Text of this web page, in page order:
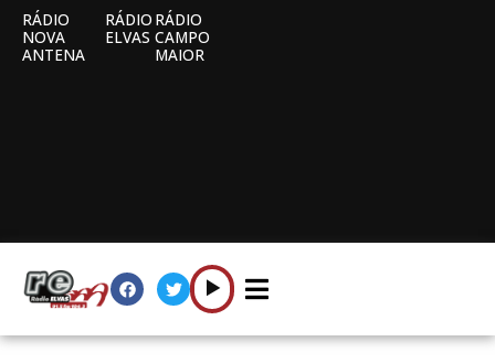
RÁDIO
NOVA
ANTENA
RÁDIO
ELVAS
RÁDIO
CAMPO
MAIOR